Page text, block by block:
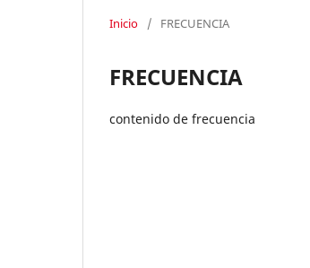
Inicio / FRECUENCIA
FRECUENCIA
contenido de frecuencia